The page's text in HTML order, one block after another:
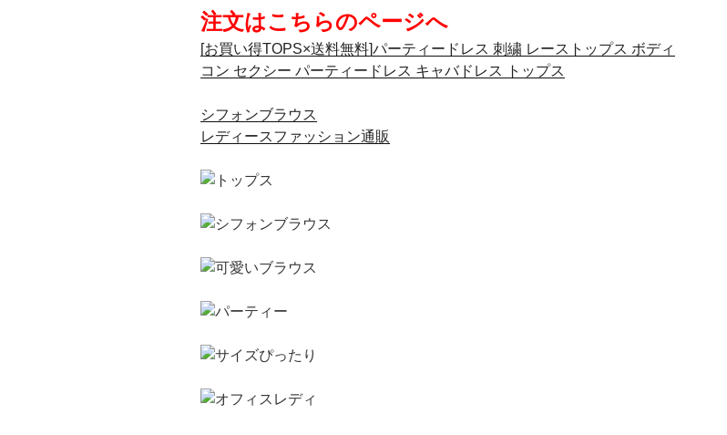
注文はこちらのページへ
[お買い得TOPS×送料無料]パーティードレス 刺繍 レーストップス ボディ
コン セクシー パーティードレス キャバドレス トップス
シフォンブラウス
レディースファッション通販